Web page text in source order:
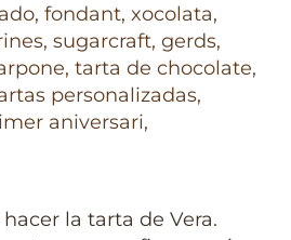
la tarta de Vera.